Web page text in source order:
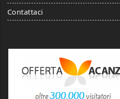
Contattaci